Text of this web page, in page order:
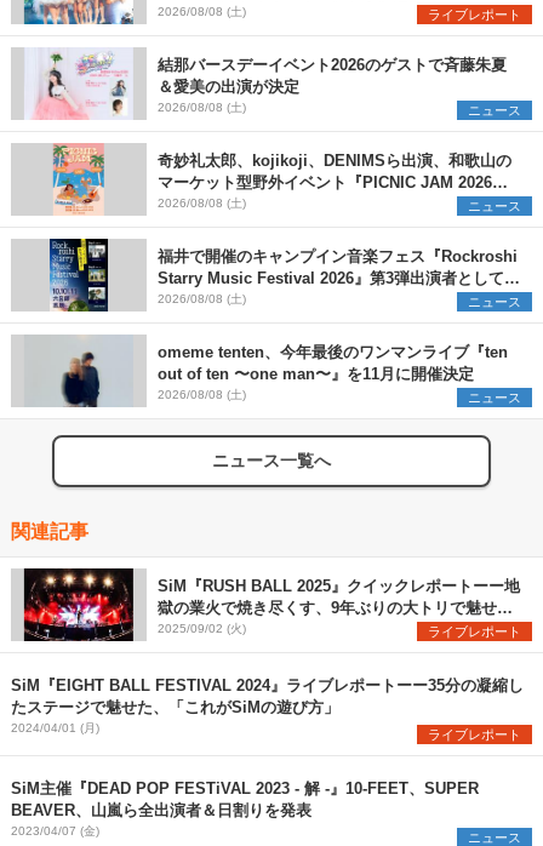
Onephony新体制1st Oneman Live はじまりの夏
＞
2026/08/08 (土) ライブレポート
結那バースデーイベント2026のゲストで斉藤朱夏
＆愛美の出演が決定
2026/08/08 (土) ニュース
奇妙礼太郎、kojikoji、DENIMSら出演、和歌山の
マーケット型野外イベント『PICNIC JAM 2026』
早割チケット発売開始
2026/08/08 (土) ニュース
福井で開催のキャンプイン音楽フェス『Rockroshi
Starry Music Festival 2026』第3弾出演者として
SCOOBIE DO、かりゆし58、Reiを発表
2026/08/08 (土) ニュース
omeme tenten、今年最後のワンマンライブ『ten
out of ten 〜one man〜』を11月に開催決定
2026/08/08 (土) ニュース
ニュース一覧へ
関連記事
SiM『RUSH BALL 2025』クイックレポートーー地
獄の業火で焼き尽くす、9年ぶりの大トリで魅せた
圧巻のステージ
2025/09/02 (火) ライブレポート
SiM『EIGHT BALL FESTIVAL 2024』ライブレポートーー35分の凝縮し
たステージで魅せた、「これがSiMの遊び方」
2024/04/01 (月) ライブレポート
SiM主催『DEAD POP FESTiVAL 2023 - 解 -』10-FEET、SUPER
BEAVER、山嵐ら全出演者＆日割りを発表
2023/04/07 (金) ニュース